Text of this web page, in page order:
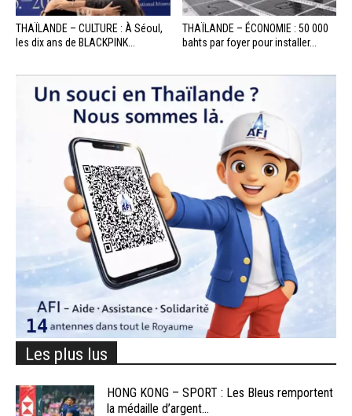
THAÏLANDE – CULTURE : À Séoul,
les dix ans de BLACKPINK...
THAÏLANDE – ÉCONOMIE : 50 000
bahts par foyer pour installer...
Les plus lus
HONG KONG – SPORT : Les Bleus remportent
la médaille d’argent...